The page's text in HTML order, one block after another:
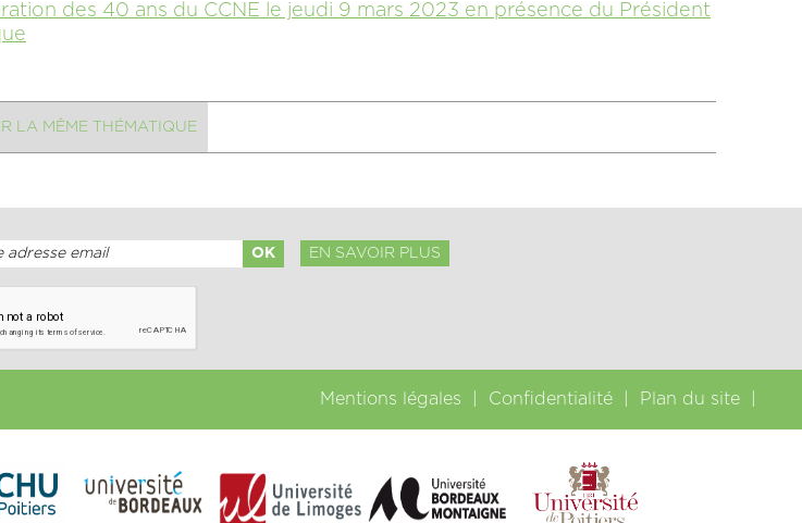
des 40 ans du CCNE le jeudi 9 mars 2023 en présence du Président
LA MÊME THÉMATIQUE
EN SAVOIR PLUS
Mentions légales Confidentialité Plan du site